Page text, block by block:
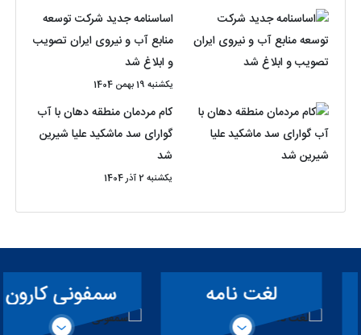
اساسنامه جدید شرکت توسعه
منابع آب و نیروی ایران تصویب
و ابلاغ شد
یکشنبه 19 بهمن 1404
کام مردمان منطقه دهان با آب
گوارای سد ماشکید علیا شیرین
شد
یکشنبه 2 آذر 1404
لغت نامه
تخصصی سد
سمفونی کارون